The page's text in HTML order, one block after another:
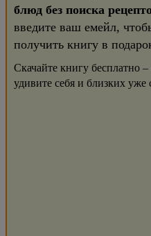
блюд без поиска
введите ваш емейл,
получить книгу в
Скачайте книгу бесплатно –
удивите себя и близких уже